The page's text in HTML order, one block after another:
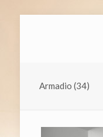
Armadio (34)